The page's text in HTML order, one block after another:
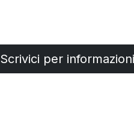
Scrivici per informazioni